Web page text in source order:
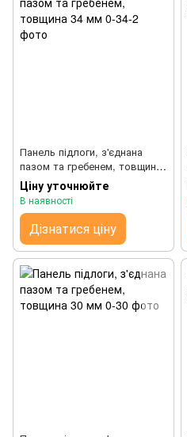
Панель підлоги, з'єднана
пазом та гребенем, товщина
34 мм
Ціну уточнюйте
В наявності
Дізнатися ціну